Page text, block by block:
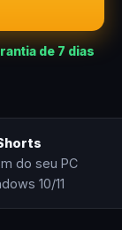
de 7 dias
do seu PC
10/11